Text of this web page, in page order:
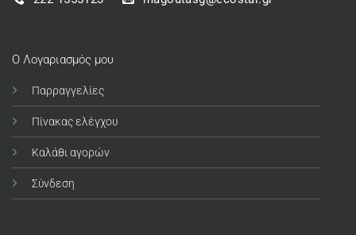
Ο Λογαριασμός μου
Παρραγγελίες
Πίνακας ελέγχου
Καλάθι αγορών
Σύνδεση